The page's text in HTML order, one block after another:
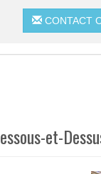
CONTACT
et-